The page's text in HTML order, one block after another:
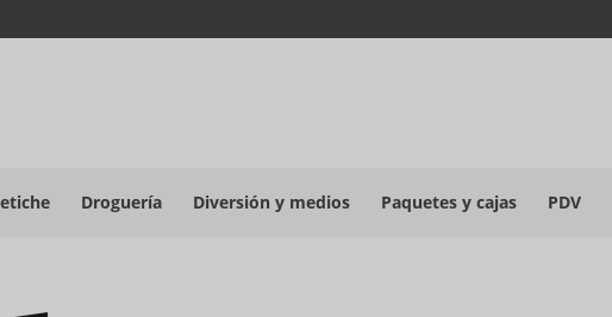
Droguería Diversión y medios Paquetes y cajas PDV